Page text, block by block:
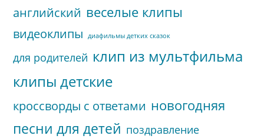
английский веселые клипы
видеоклипы диафильмы детких сказок
для родителей клип из мультфильма
клипы детские
кроссворды с ответами новогодняя
песни для детей поздравление